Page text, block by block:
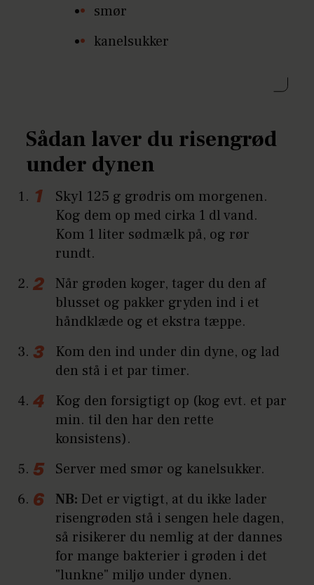
smør
kanelsukker
Sådan laver du risengrød
under dynen
Skyl 125 g grødris om morgenen.
Kog dem op med cirka 1 dl vand.
Kom 1 liter sødmælk på, og rør
rundt.
Når grøden koger, tager du den af
blusset og pakker gryden ind i et
håndklæde og et ekstra tæppe.
Kom den ind under din dyne, og lad
den stå i et par timer.
Kog den forsigtigt op (kog evt. et par
min. til den har den rette
konsistens).
Server med smør og kanelsukker.
NB: Det er vigtigt, at du ikke lader
risengrøden stå i sengen hele dagen,
så risikerer du nemlig at der dannes
for mange bakterier i grøden i det
"lunkne" miljø under dynen.